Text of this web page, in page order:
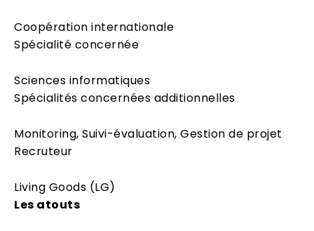
Coopération internationale
Spécialité concernée
Sciences informatiques
Spécialités concernées additionnelles
Monitoring, Suivi-évaluation, Gestion de projet
Recruteur
Living Goods (LG)
Les atouts